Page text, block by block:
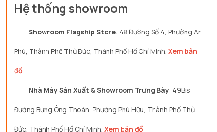
Hệ thống showroom
Showroom Flagship Store: 48 Đường Số 4, Phường An
Phú, Thành Phố Thủ Đức, Thành Phố Hồ Chí Minh. Xem bản
đồ
Nhà Máy Sản Xuất & Showroom Trưng Bày: 49Bis
Đường Bưng Ông Thoàn, Phường Phú Hữu, Thành Phố Thủ
Đức, Thành Phố Hồ Chí Minh. Xem bản đồ